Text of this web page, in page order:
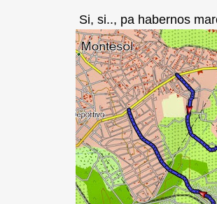
Si, si.., pa habernos